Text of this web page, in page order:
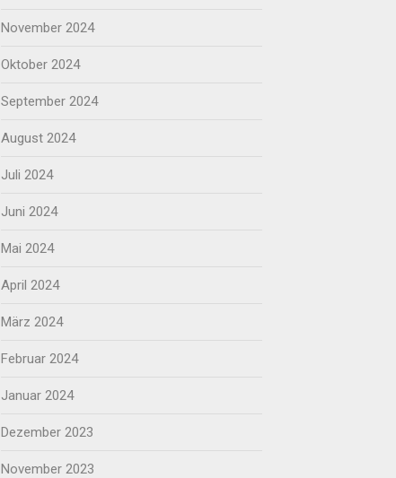
November 2024
Oktober 2024
September 2024
August 2024
Juli 2024
Juni 2024
Mai 2024
April 2024
März 2024
Februar 2024
Januar 2024
Dezember 2023
November 2023